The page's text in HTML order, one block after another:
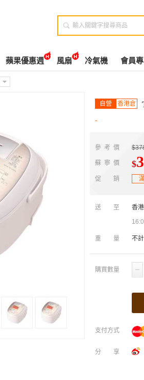

蘋果優惠週 風扇 冷氣機 會員
自營 香港倉
-
參考價
蘇寧價 $
促銷
送至 香港
重量 不
購買數量
支付方式
分享